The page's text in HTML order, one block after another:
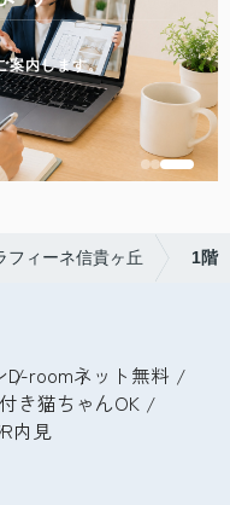
案内します。
フィーネ信貴ヶ丘 1階
D-roomネット無料
き猫ちゃんOK
内見